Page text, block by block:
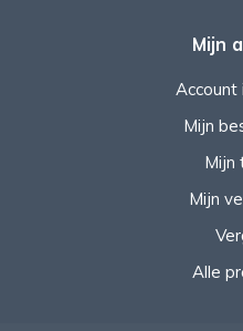
Mijn
Account
Mijn
Mijn
Mijn
Alle